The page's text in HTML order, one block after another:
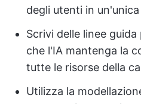
degli utenti in
Scrivi delle linee
che l'IA mantenga la
tutte le risorse della
Utilizza la